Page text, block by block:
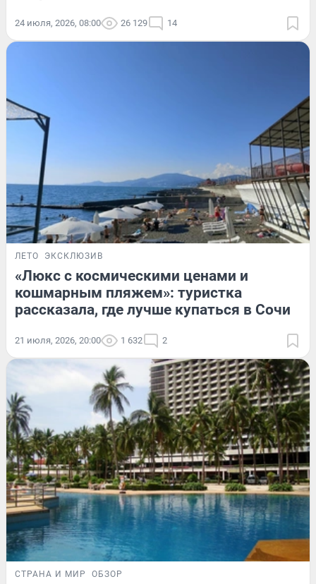
24 июля, 2026, 08:00 26 129 14
ЛЕТО ЭКСКЛЮЗИВ
«Люкс с космическими ценами и
кошмарным пляжем»: туристка
рассказала, где лучше купаться в Сочи
21 июля, 2026, 20:00 1 632 2
СТРАНА И МИР ОБЗОР